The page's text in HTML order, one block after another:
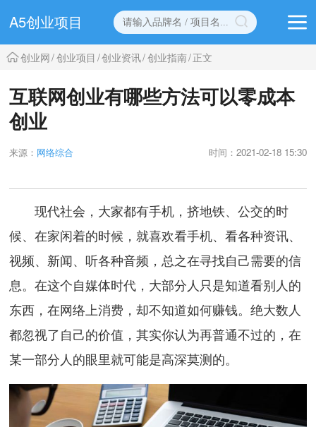
A5创业项目
创业网/创业项目 /创业资讯/创业指南/正文
互联网创业有哪些方法可以零成本
创业
来源： 网络综合 时间：2021-02-18 15:30
现代社会，大家都有手机，挤地铁、公交的时
候、在家闲着的时候，就喜欢看手机、看各种资讯、
视频、新闻、听各种音频，总之在寻找自己需要的信
息。在这个自媒体时代，大部分人只是知道看别人的
东西，在网络上消费，却不知道如何赚钱。绝大数人
都忽视了自己的价值，其实你认为再普通不过的，在
某一部分人的眼里就可能是高深莫测的。